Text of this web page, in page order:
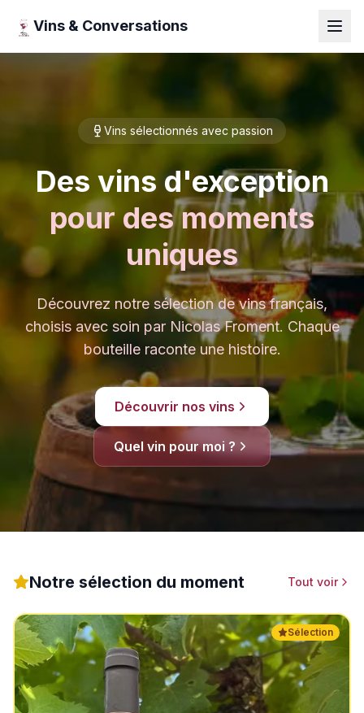
Vins & Conversations
Vins sélectionnés avec passion
Des vins d'exception
pour des moments
uniques
Découvrez notre sélection de vins français,
choisis avec soin par Nicolas Froment. Chaque
bouteille raconte une histoire.
Découvrir nos vins
Quel vin pour moi ?
Notre sélection du moment Tout voir
Sélection